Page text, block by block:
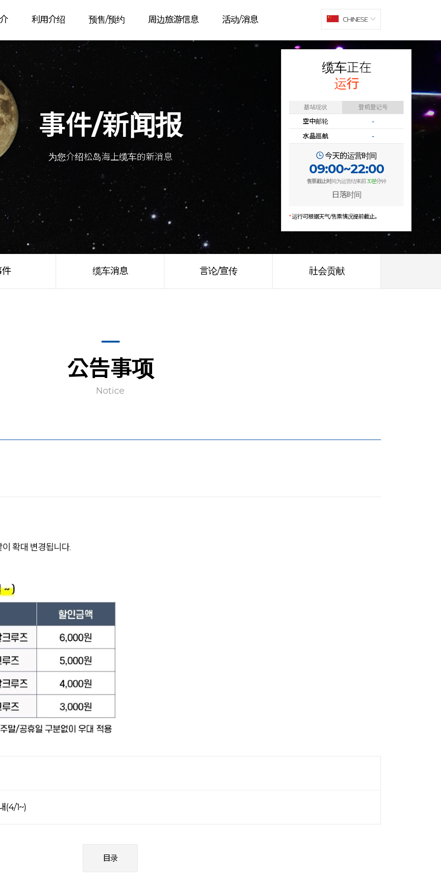
缆车正在
运行
基站现状 登机登记号
空中邮轮
-
水晶巡航
-
今天的运营时间
09:00~22:00
售票截止时间为运营结束前30분分钟
日落时间
*运行可根据天气/售票情况提前截止。
利用介绍 预售/预约 周边旅游信息 活动/消息 CHINESE
事件/新闻报
为您介绍松岛海上缆车的新消息
缆车消息 言论/宣传 社会贡献
公告事项
Notice
확대 변경됩니다.
(4/1~)
目录